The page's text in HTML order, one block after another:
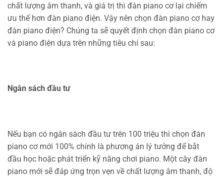
chất lượng âm thanh, và giá trị thì đàn piano cơ lại chiếm
ưu thế hơn đàn piano điện. Vậy nên chọn đàn piano cơ hay
đàn piano điện? Chúng ta sẽ quyết định chọn đàn piano cơ
và piano điện dựa trên những tiêu chí sau:
Ngân sách đầu tư
Nếu bạn có ngân sách đầu tư trên 100 triệu thì chọn đàn
piano cơ mới 100% chính là phương án lý tưởng để bắt
đầu học hoặc phát triển kỹ năng chơi piano. Một cây đàn
piano mới sẽ đáp ứng trọn vẹn về chất lượng âm thanh, độ